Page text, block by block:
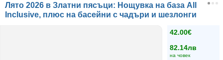
Лято 2026 в Златни пясъци: Нощувка на база All
Inclusive, плюс на басейни с чадъри и шезлонги
42.00€
82.14лв
на човек